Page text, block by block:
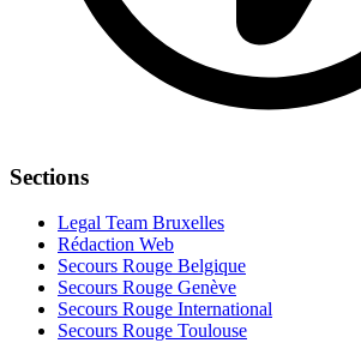
Sections
Legal Team Bruxelles
Rédaction Web
Secours Rouge Belgique
Secours Rouge Genève
Secours Rouge International
Secours Rouge Toulouse